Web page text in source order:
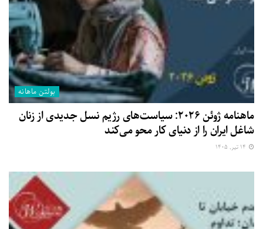
بولتن ماهانه
ماهنامه ژوئن ۲۰۲۶: سیاست‌های رژیم نسل جدیدی از زنان
شاغل ایران را از دنیای کار محو می‌کند